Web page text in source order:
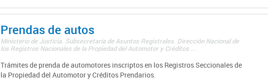
Prendas de autos
Ministerio de Justicia. Subsecretaría de Asuntos Registrales. Dirección Nacional de
los Registros Nacionales de la Propiedad del Automotor y Créditos ...
Trámites de prenda de automotores inscriptos en los Registros Seccionales de
la Propiedad del Automotor y Créditos Prendarios.